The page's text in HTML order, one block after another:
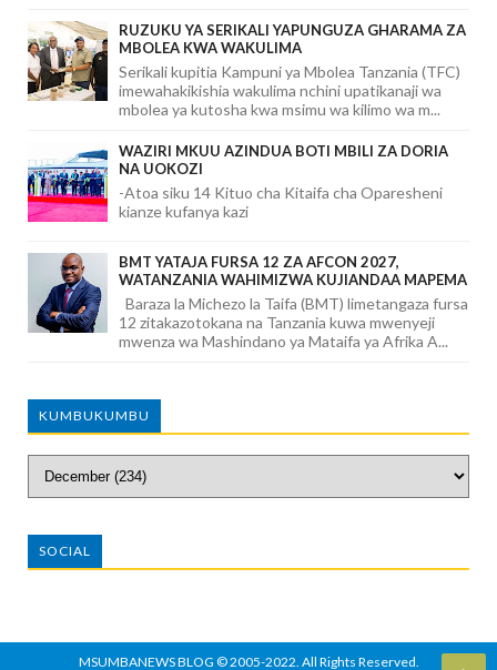
RUZUKU YA SERIKALI YAPUNGUZA GHARAMA ZA
MBOLEA KWA WAKULIMA
Serikali kupitia Kampuni ya Mbolea Tanzania (TFC)
imewahakikishia wakulima nchini upatikanaji wa
mbolea ya kutosha kwa msimu wa kilimo wa m...
WAZIRI MKUU AZINDUA BOTI MBILI ZA DORIA
NA UOKOZI
-Atoa siku 14 Kituo cha Kitaifa cha Oparesheni
kianze kufanya kazi
BMT YATAJA FURSA 12 ZA AFCON 2027,
WATANZANIA WAHIMIZWA KUJIANDAA MAPEMA
Baraza la Michezo la Taifa (BMT) limetangaza fursa
12 zitakazotokana na Tanzania kuwa mwenyeji
mwenza wa Mashindano ya Mataifa ya Afrika A...
KUMBUKUMBU
SOCIAL
MSUMBANEWS BLOG © 2005-2022. All Rights Reserved.